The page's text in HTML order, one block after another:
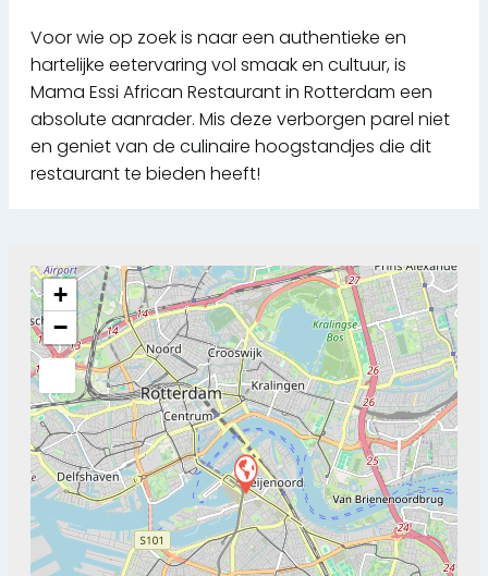
Voor wie op zoek is naar een authentieke en
hartelijke eetervaring vol smaak en cultuur, is
Mama Essi African Restaurant in Rotterdam een
absolute aanrader. Mis deze verborgen parel niet
en geniet van de culinaire hoogstandjes die dit
restaurant te bieden heeft!
+
−